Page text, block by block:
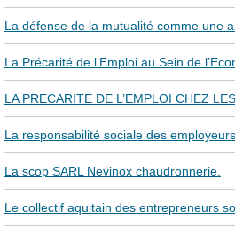
La défense de la mutualité comme une
La Précarité de l’Emploi au Sein de
LA PRECARITE DE L’EMPLOI CHEZ
La responsabilité sociale des
La scop SARL Nevinox chaudronnerie.
Le collectif aquitain des entrepreneurs